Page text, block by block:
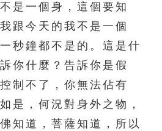
是一個身，這個要知
跟今天的我不是一個
秒鐘都不是的。這是什
你什麼？告訴你是假
制不了，你無法佔有
是，何況對身外之物，
知道，菩薩知道，所以